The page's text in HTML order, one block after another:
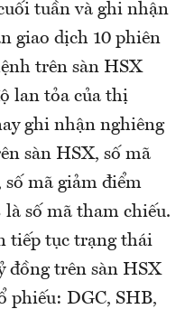
tuần và ghi nhận
giao dịch 10 phiên
trên sàn HSX
lan tỏa của thị
ghi nhận nghiêng
sàn HSX, số mã
mã giảm điểm
là số mã tham chiếu.
tiếp tục trạng thái
đồng trên sàn HSX
phiếu: DGC, SHB,